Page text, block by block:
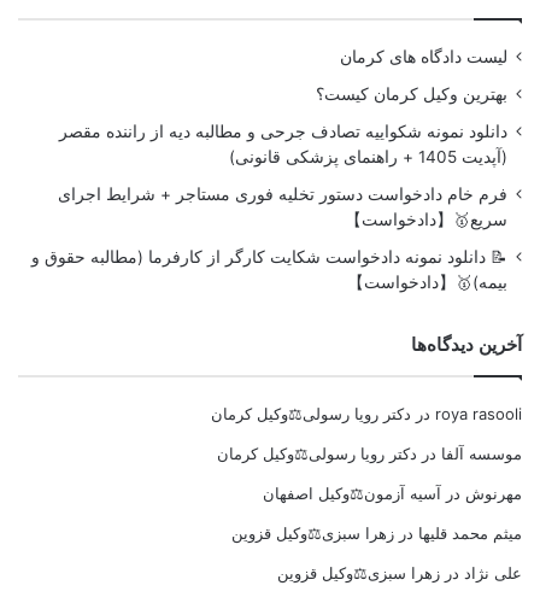
لیست دادگاه های کرمان
بهترین وکیل کرمان کیست؟
دانلود نمونه شکواییه تصادف جرحی و مطالبه دیه از راننده مقصر
(آپدیت 1405 + راهنمای پزشکی قانونی)
فرم خام دادخواست دستور تخلیه فوری مستاجر + شرایط اجرای
سریع🥇【دادخواست】
📝 دانلود نمونه دادخواست شکایت کارگر از کارفرما (مطالبه حقوق و
بیمه)🥇【دادخواست】
آخرین دیدگاه‌ها
roya rasooli در دکتر رویا رسولی⚖️وکیل کرمان
موسسه آلفا در دکتر رویا رسولی⚖️وکیل کرمان
مهرنوش در آسیه آزمون⚖️وکیل اصفهان
میثم محمد قلیها در زهرا سبزی⚖️وکیل قزوین
علی نژاد در زهرا سبزی⚖️وکیل قزوین